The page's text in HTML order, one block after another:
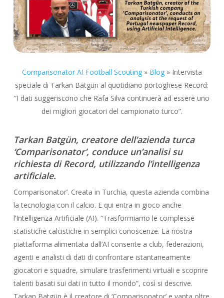
Comparisonator AI Football Scouting» Blog» Intervista
speciale di Tarkan Batgün al quotidiano portoghese Record:
“I dati suggeriscono che Rafa Silva continuerà ad essere uno
dei migliori giocatori del campionato turco”.
Tarkan Batgün, creatore dell’azienda turca
‘Comparisonator’, conduce un’analisi su
richiesta di Record, utilizzando l’intelligenza
artificiale.
Comparisonator’. Creata in Turchia, questa azienda combina
la tecnologia con il calcio. E qui entra in gioco anche
l’Intelligenza Artificiale (AI). “Trasformiamo le complesse
statistiche calcistiche in semplici conoscenze. La nostra
piattaforma alimentata dall’AI consente a club, federazioni,
agenti e analisti di dati di confrontare istantaneamente
giocatori e squadre, simulare trasferimenti virtuali e scoprire
talenti basati sui dati in tutto il mondo”, così si descrive.